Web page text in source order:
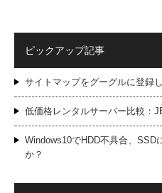
ピックアップ記事
サイトマップをグーグルに登録
低価格レンタルサーバー比較：
Windows10でHDD不具合、SSD
か？